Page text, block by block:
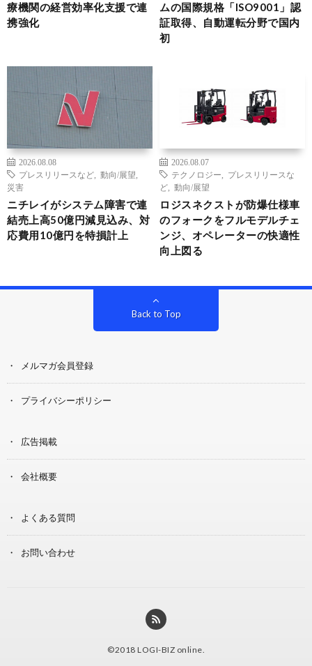
療機関の経営効率化支援で連
携強化
ムの国際規格「ISO9001」認
証取得、自動運転分野で国内
初
2026.08.08
プレスリリースなど
動向/展望
災害
ニチレイがシステム障害で連
結売上高50億円減見込み、対
応費用10億円を特損計上
2026.08.07
テクノロジー
プレスリリースな
ど
動向/展望
ロジスネクストが防爆仕様車
のフォークをフルモデルチェ
ンジ、オペレーターの快適性
向上図る
Back to Top
メルマガ会員登録
プライバシーポリシー
広告掲載
会社概要
よくある質問
お問い合わせ
©2018 LOGI-BIZ online